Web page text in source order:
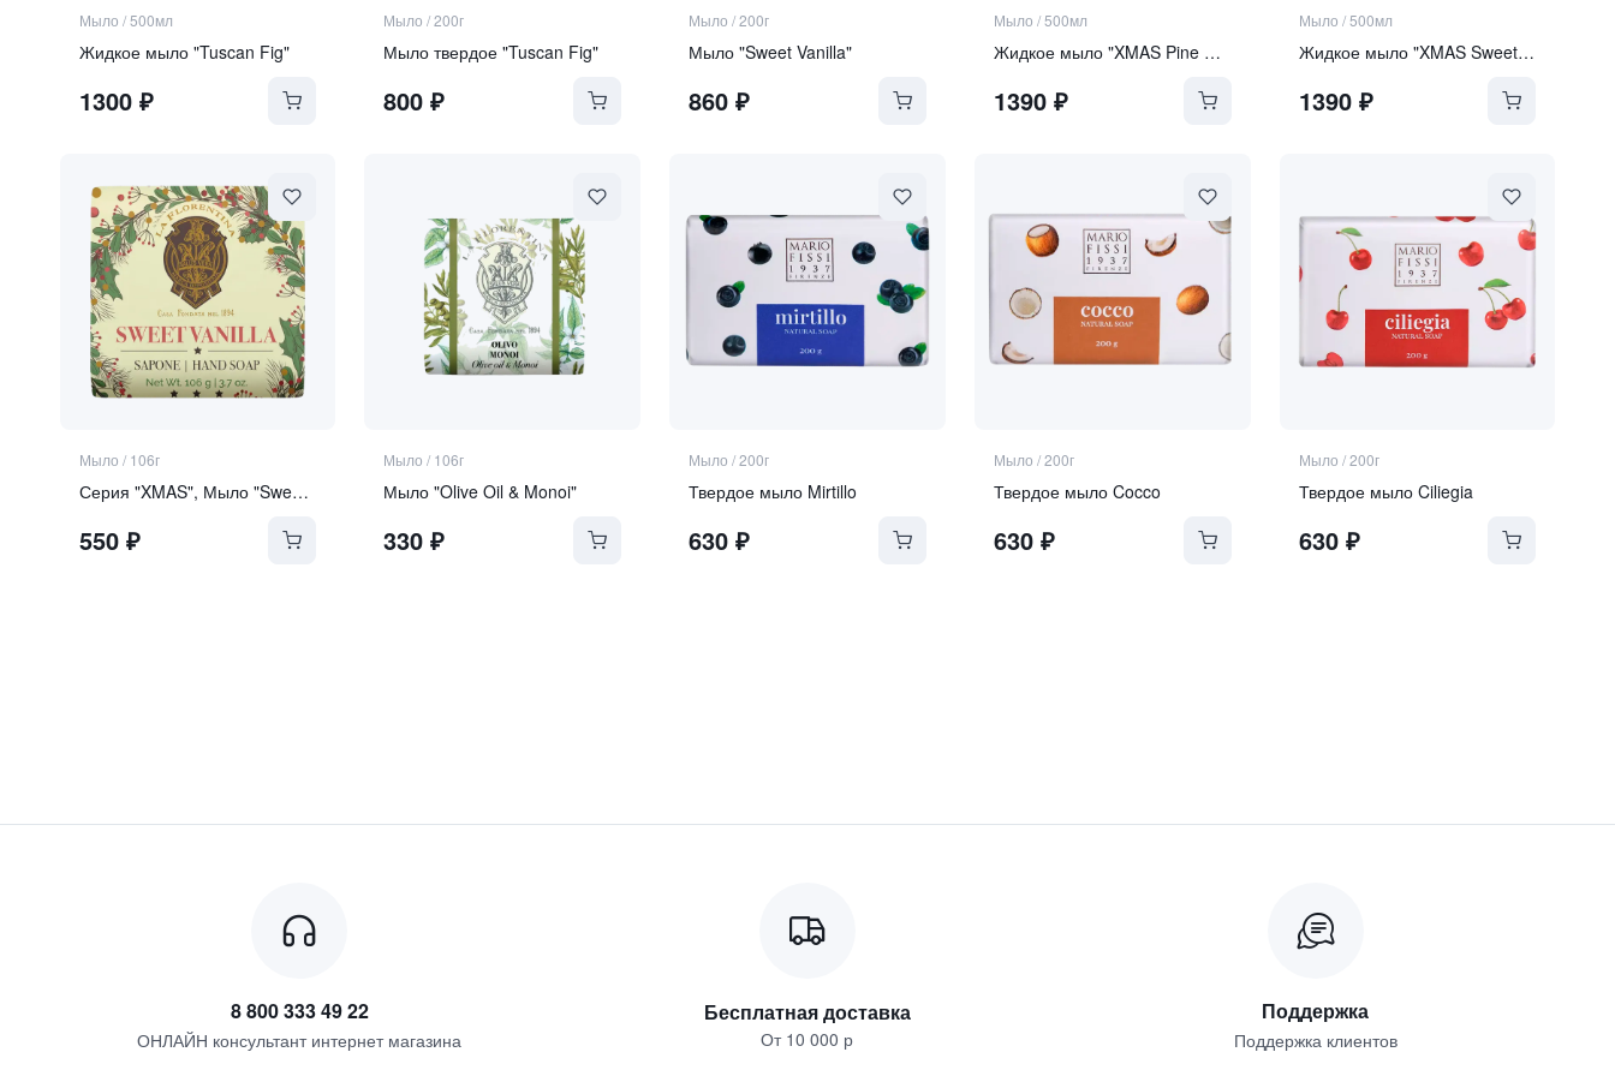
Мыло /500мл
Жидкое мыло "Tuscan Fig"
1300₽
Мыло /200г
Мыло твердое "Tuscan Fig"
800 ₽
Мыло /200г
Мыло "Sweet Vanilla"
860 ₽
Мыло /500мл
Жидкое мыло "XMAS Pine Berry"
1390₽
Мыло /500мл
Жидкое мыло "XMAS Sweet Vanilla"
1390₽
Мыло / 106г
Серия "XMAS", Мыло "Sweet Vanilla"
550₽
Мыло / 106г
Мыло "Olive Oil & Monoi"
330 ₽
Мыло /200г
Твердое мыло Mirtillo
630 ₽
Мыло /200г
Твердое мыло Cocco
630₽
Мыло /200г
Твердое мыло Ciliegia
630₽
8 800 333 49 22
ОНЛАЙН консультант интернет магазина
Бесплатная доставка
От 10 000 р
Поддержка
Поддержка клиентов